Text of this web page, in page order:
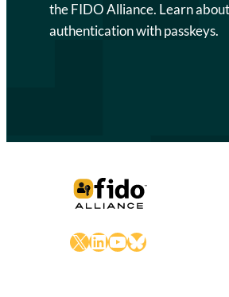
the FIDO Alliance. Learn
authentication with passkeys.
X LinkedIn
YouTube
Bluesky